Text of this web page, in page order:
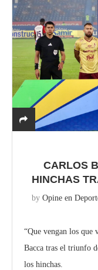
CARLOS
HINCHAS
by Opine en
“Que vengan los
Bacca tras el triunfo
los hinchas.